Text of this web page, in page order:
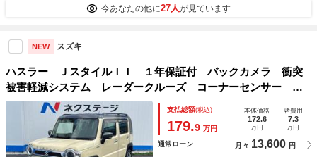
今あなたの他に27人が見ています
NEW スズキ
ハスラー ＪスタイルＩＩ １年保証付 バックカメラ 衝突
被害軽減システム レーダークルーズ コーナーセンサー ス
マートキー ＬＥＤヘッド ビルトインＥＴＣ 純正１５イン
チアルミ 車線逸脱警報 オートライト
支払総額(税込)
179.9 万円
本体価格
172.6
万円
諸費用
7.3
万円
通常ローン 月々 13,600 円